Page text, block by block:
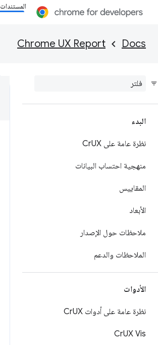
المستندات
Docs
Chrome UX Report
البدء
نظرة عامة على Cr UX
منهجية احتساب البيانات
المقاييس
الأبعاد
ملاحظات حول الإصدار
الملاحظات والدعم
الأدوات
نظرة عامة على أدوات Cr UX
CrUX Vis